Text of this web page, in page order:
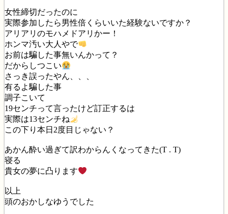
女性締切だったのに
実際参加したら男性倍くらいいた経験ないですか？
アリアリのモハメドアリかー！
ホンマ汚い大人やで
お前は騙した事無いんかって？
だからしつこい
さっき誤ったやん、、、
有るよ騙した事
調子こいて
19センチって言ったけど訂正するは
実際は13センチね
この下り本日2度目じゃない？
あかん酔い過ぎて訳わからんくなってきた(T . T)
寝る
貴女の夢に凸ります
以上
頭のおかしなゆうでした